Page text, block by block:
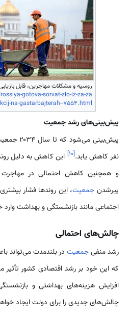
روسیه و مشکلات مهاجرین، قابل
gotova-sorvat-zlo-iz-za-za
na-gastarbajterah--7554.html
پیش‌بینی‌های رشد جمعیت
نفر کاهش یابد.[۱۰] این کاهش به دلیل
و همچنین کاهش احتمالی در مهاجرت
پیرشدن جمعیت، این روندها فشار
اجتماعی مانند بازنشستگی و بهداشت وارد
چالش‌های احتمالی
رشد منفیجمعیت در بلندمدت می‌تواند
که این خود بر رشد اقتصادی کشور
افزایش هزینه‌های بهداشتی و
چالش‌های جدیدی را برای دولت ایجاد